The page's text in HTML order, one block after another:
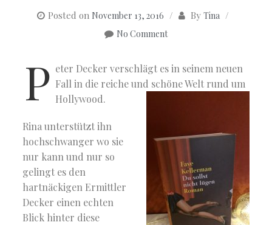
Posted on November 13, 2016 By Tina
No Comment
P eter Decker verschlägt es in seinem neuen
Fall in die reiche und schöne Welt rund um
Hollywood.
Rina unterstützt ihn
hochschwanger wo sie
nur kann und nur so
gelingt es den
hartnäckigen Ermittler
Decker einen echten
Blick hinter diese